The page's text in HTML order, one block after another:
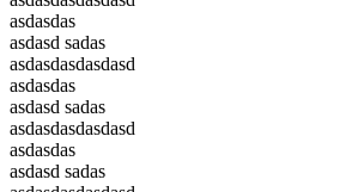
asdasdas
asdasd sadas
asdasdasdasdasd
asdasdas
asdasd sadas
asdasdasdasdasd
asdasdas
asdasd sadas